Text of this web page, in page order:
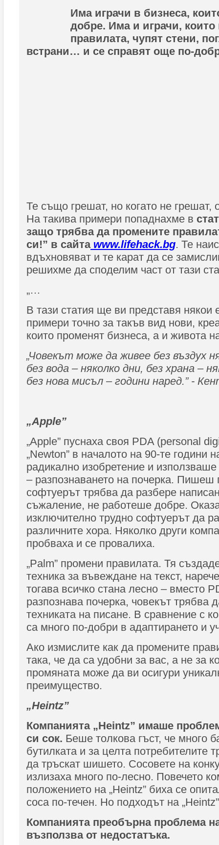
Има играчи в бизнеса,
добре. Има и играчи, които
правилата, чупят стени,
встрани… и се справят още по-
Те също грешат, но когато не грешат,
На такива примери попаднахме в
защо трябва да промените
си!” в сайта www.lifehack.bg. Те
вдъхновяват и те карат да се
решихме да споделим част от тази
„…
В тази статия ще ви представя някои
примери точно за такъв вид нови,
които променят бизнеса, а и живота
„Човекът може да живее без въздух
без вода – няколко дни, без храна –
без нова мисъл – години наред.” -
„Apple”
„Apple” пуснаха своя PDA (personal
„Newton” в началото на 90-те години
радикално изобретение и използваше
– разпознаването на почерка. Пишеш
софтуерът трябва да разбере
съжаление, не работеше добре.
изключително трудно софтуерът да
различните хора. Няколко други
пробваха и се провалиха.
„Palm” промени правилата. Тя
техника за въвеждане на текст,
тогава всичко стана лесно – вместо
разпознава почерка, човекът трябва
техниката на писане. В сравнение с
са много по-добри в адаптирането и
Ако измислите как да промените
така, че да са удобни за вас, а не за
промяната може да ви осигури
преимущество.
„Heintz”
Компанията „Heintz” имаше
си сок. Беше толкова гъст, че много
бутилката и за целта потребителите
да тръскат шишето. Сосовете на
излизаха много по-лесно. Повечето
положението на „Heintz” биха се
соса по-течен. Но подходът на
Компанията преобърна проблема
възползва от недостатъка.